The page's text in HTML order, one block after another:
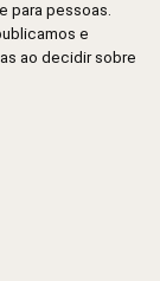
para pessoas.
e
ao decidir sobre